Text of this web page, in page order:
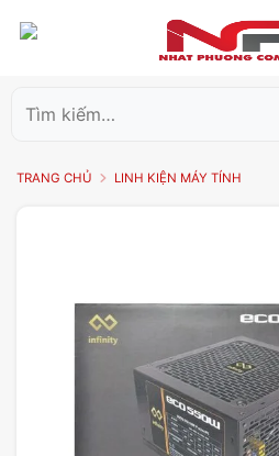
kiếm:
TRANG CHỦ LINH KIỆN MÁY TÍNH